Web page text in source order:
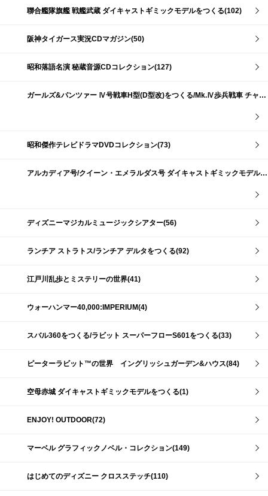
聯合艦隊旗艦 戦艦武蔵 ダイキャストギミックモデルをつくる(102)
阪神タイガース実況CDマガジン(50)
昭和落語名演 秘蔵音源CDコレクション(127)
ガールズ&パンツァー Ⅳ号戦車H型(D型改)をつくる/Mk.Ⅳ歩兵戦車 チャーチルMk.Ⅶをつくる(191)
昭和傑作テレビドラマDVDコレクション(73)
アルカディア号/クイーン・エメラルダス号 ダイキャストギミックモデルをつくる(159)
ディズニーマジカルミュージックシアター(56)
ランチア ストラトス/ランチア デルタをつくる(92)
江戸川乱歩とミステリーの世界(41)
ウォーハンマー40,000:IMPERIUM(4)
スバル360をつくる/ラビット スーパーフローS601をつくる(33)
ピーターラビット™の世界 イングリッシュガーデン&ハウス(84)
空母赤城 ダイキャストギミックモデルをつくる(1)
ENJOY! OUTDOOR(72)
マーベル グラフィックノベル・コレクション(149)
はじめてのディズニー クロスステッチ(110)